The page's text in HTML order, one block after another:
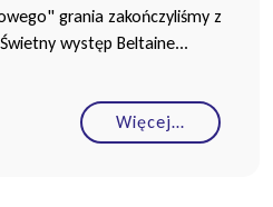
grania zakończyliśmy z
występ Beltaine...
Więcej…